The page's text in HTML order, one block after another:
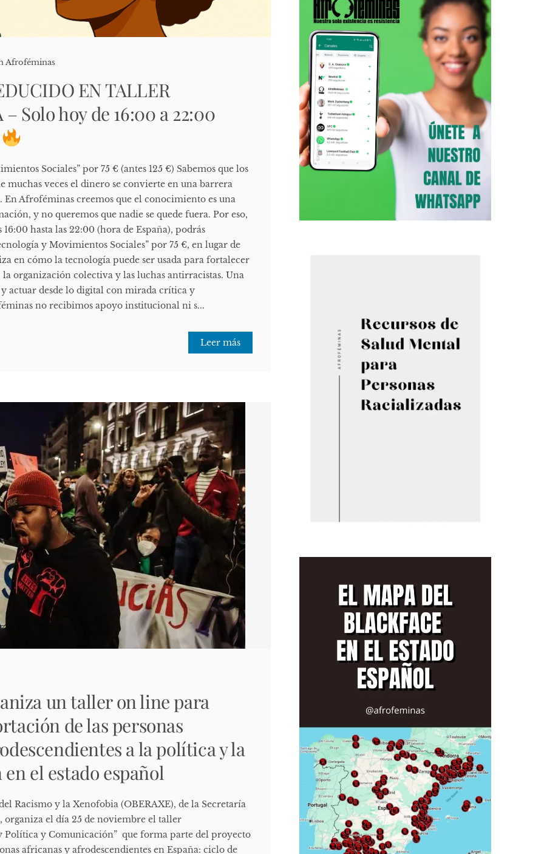
Afroféminas
EN TALLER
Solo hoy de 16:00 a 22:00
Sociales” por 75 € (antes 125 €) Sabemos que los
muchas veces el dinero se convierte en una barrera
En Afroféminas creemos que el conocimiento es una
y no queremos que nadie se quede fuera. Por eso,
16:00 hasta las 22:00 (hora de España), podrás
y Movimientos Sociales” por 75 €, en lugar de
en cómo la tecnología puede ser usada para fortalecer
organización colectiva y las luchas antirracistas. Una
actuar desde lo digital con mirada crítica y
no recibimos apoyo institucional ni s...
Leer más
un taller on line para
de las personas
a la política y la
el estado español
Racismo y la Xenofobia (OBERAXE), de la Secretaría
organiza el día 25 de noviembre el taller
Política y Comunicación” que forma parte del proyecto
africanas y afrodescendientes en España: ciclo de